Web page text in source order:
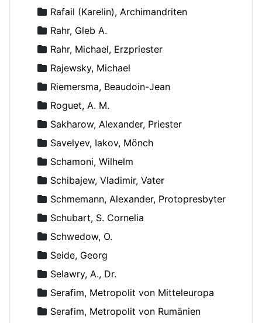
Rafail (Karelin), Archimandriten
Rahr, Gleb A.
Rahr, Michael, Erzpriester
Rajewsky, Michael
Riemersma, Beaudoin-Jean
Roguet, A. M.
Sakharow, Alexander, Priester
Savelyev, Iakov, Mönch
Schamoni, Wilhelm
Schibajew, Vladimir, Vater
Schmemann, Alexander, Protopresbyter
Schubart, S. Cornelia
Schwedow, O.
Seide, Georg
Selawry, A., Dr.
Serafim, Metropolit von Mitteleuropa
Serafim, Metropolit von Rumänien